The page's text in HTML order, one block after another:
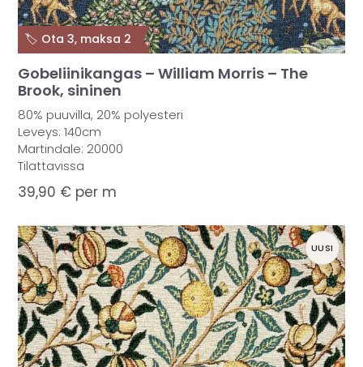
Gobeliinikangas – William Morris – The
Brook, sininen
80% puuvilla, 20% polyesteri
Leveys: 140cm
Martindale: 20000
Tilattavissa
39,90 € per m
🏷️ Ota 3, maksa 2
UUSI